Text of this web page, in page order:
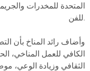
المتحدة للمخدرات
للفن.
وأضاف رائد المناخ بأن
الكافي للعمل المناخي،
الثقافي وزيادة الوعي،